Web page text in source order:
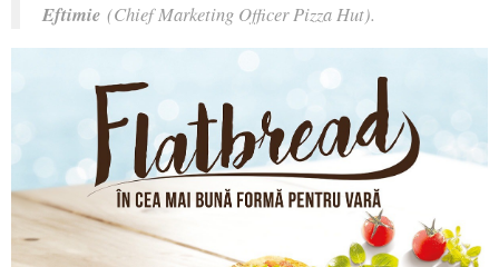
Eftimie (Chief Marketing Officer Pizza Hut).